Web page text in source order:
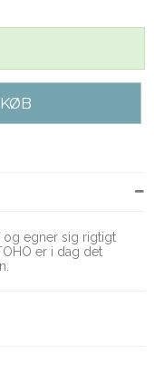
KØB
og egner sig rigtigt
er i dag det